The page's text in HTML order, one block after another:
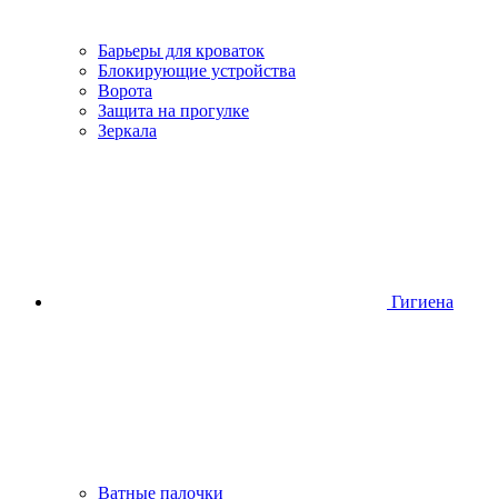
Барьеры для кроваток
Блокирующие устройства
Ворота
Защита на прогулке
Зеркала
Гигиена
Ватные палочки